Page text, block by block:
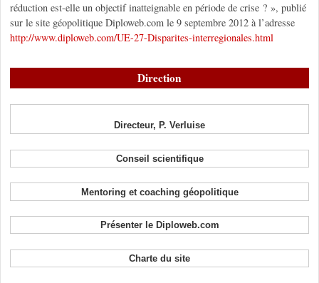
réduction est-elle un objectif inatteignable en période de crise ? », publié
sur le site géopolitique Diploweb.com le 9 septembre 2012 à l’adresse
http://www.diploweb.com/UE-27-Disparites-interregionales.html
Direction
Directeur, P. Verluise
Conseil scientifique
Mentoring et coaching géopolitique
Présenter le Diploweb.com
Charte du site